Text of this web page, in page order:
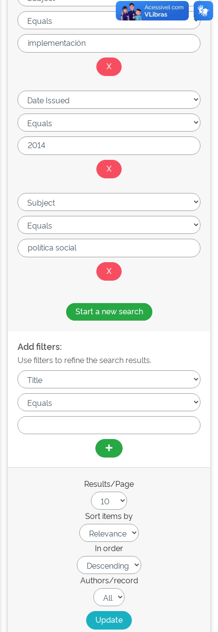
Start a new search
Add filters:
Use filters to refine the search results.
Results/Page
Sort items by
In order
Authors/record